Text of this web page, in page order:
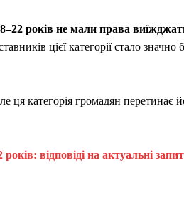
років не мали права
цієї категорії стало
категорія громадян перетинає
відповіді на актуальні